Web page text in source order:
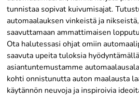
tunnistaa sopivat kuivumisajat.
automaalauksen vinkeistä ja
saavuttamaan ammattimaisen
Ota halutessasi ohjat omiin
saavuta upeita tuloksia hyödyntämällä
asiantuntemustamme
kohti onnistunutta auton maalausta
käytännön neuvoja ja inspiroivia